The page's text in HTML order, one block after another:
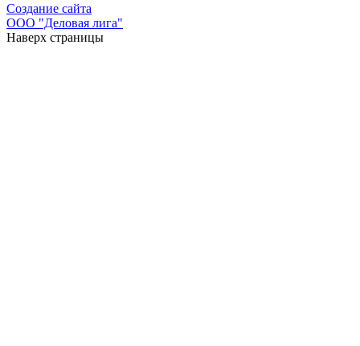
Создание сайта
ООО "Деловая лига"
Наверх страницы